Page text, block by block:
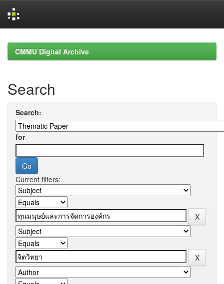
navigationCMMU Digital Archive
Search
Search:
for
Current filters: